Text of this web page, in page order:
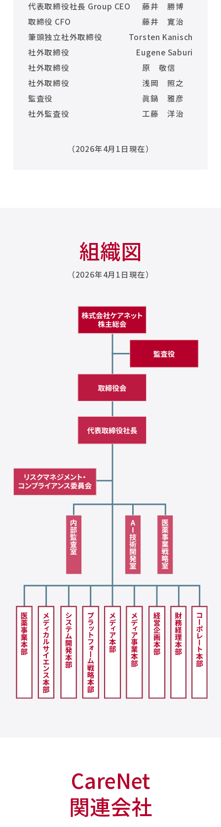
代表取締役社長 Group CEO
藤井 勝博
取締役 CFO
藤井 寛治
筆頭独立社外取締役
Torsten Kanisch
社外取締役
Eugene Saburi
社外取締役
原 敬信
社外取締役
浅岡 照之
監査役
眞鍋 雅彦
社外監査役
工藤 洋治
（2026年4月1日現在）
組織図
（2026年4月1日現在）
CareNet
関連会社